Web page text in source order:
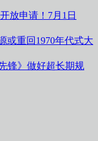
放申请！7月1日
或重回1970年代式大
锋》做好超长期规